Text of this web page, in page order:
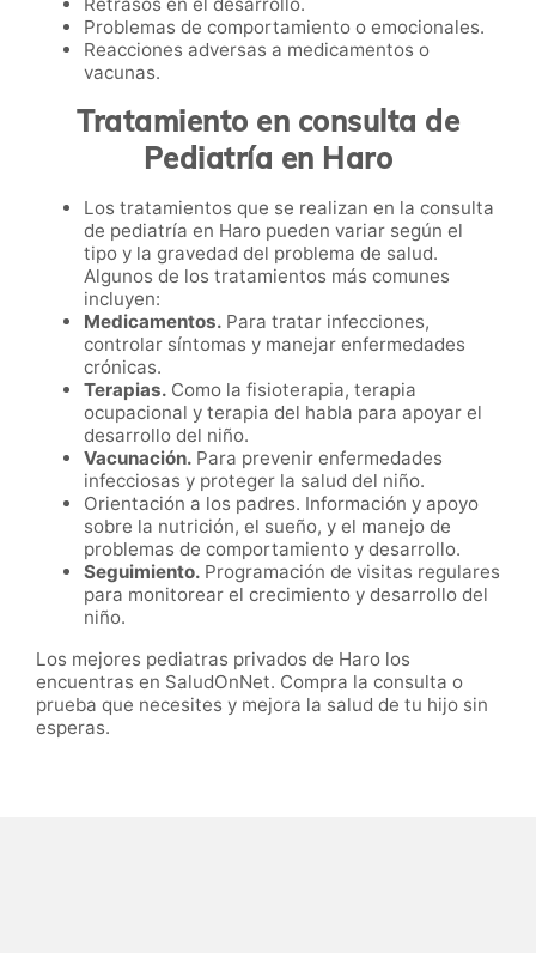
Problemas de comportamiento o emocionales.
Reacciones adversas a medicamentos o
vacunas.
Tratamiento en consulta de
Pediatría en Haro
Los tratamientos que se realizan en la consulta
de pediatría en Haro pueden variar según el
tipo y la gravedad del problema de salud.
Algunos de los tratamientos más comunes
incluyen:
Medicamentos. Para tratar infecciones,
controlar síntomas y manejar enfermedades
crónicas.
Terapias. Como la fisioterapia, terapia
ocupacional y terapia del habla para apoyar el
desarrollo del niño.
Vacunación. Para prevenir enfermedades
infecciosas y proteger la salud del niño.
Orientación a los padres. Información y apoyo
sobre la nutrición, el sueño, y el manejo de
problemas de comportamiento y desarrollo.
Seguimiento. Programación de visitas regulares
para monitorear el crecimiento y desarrollo del
niño.
Los mejores pediatras privados de Haro los
encuentras en SaludOnNet. Compra la consulta o
prueba que necesites y mejora la salud de tu hijo sin
esperas.